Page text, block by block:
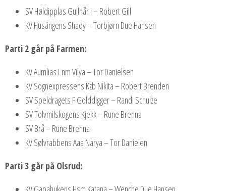
SV Høldipplas Gullhår i – Robert Gill
KV Husängens Shady – Torbjørn Due Hansen
Parti 2 går på Farmen:
KV Aumlias Enm Vilya – Tor Danielsen
KV Sognexpressens Kzb Nikita – Robert Brenden
SV Speldragets F Golddigger – Randi Schulze
SV Tolvmilskogens Kjekk – Rune Brenna
SV Brå – Rune Brenna
KV Sølvrabbens Aaa Narya – Tor Danielen
Parti 3 går på Olsrud: